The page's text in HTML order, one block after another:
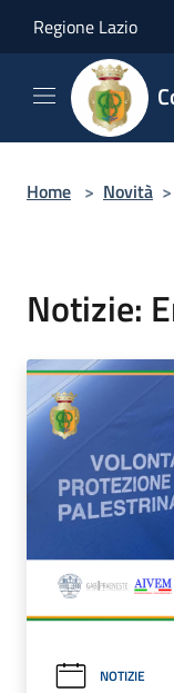
Regione Lazio
Home > Novità >
Notizie:
NOTIZIE